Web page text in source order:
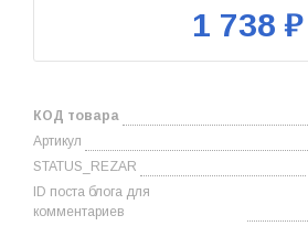
1 738 ₽
КОД товара
Артикул
STATUS_REZAR
ID поста блога для
комментариев